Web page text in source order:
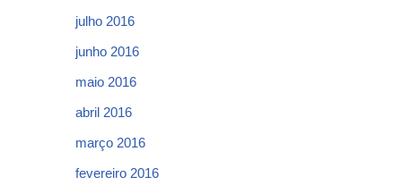
julho 2016
junho 2016
maio 2016
abril 2016
março 2016
fevereiro 2016